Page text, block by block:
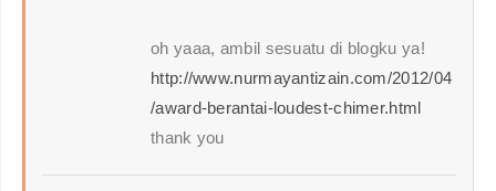
oh yaaa, ambil sesuatu di blogku ya!
http://www.nurmayantizain.com/2012/04
/award-berantai-loudest-chimer.html
thank you